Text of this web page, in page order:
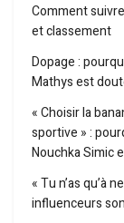
Comment
et classement
Dopage :
Mathys est
« Choisir la
sportive » :
Nouchka Simic
« Tu n’as qu’à
influenceurs